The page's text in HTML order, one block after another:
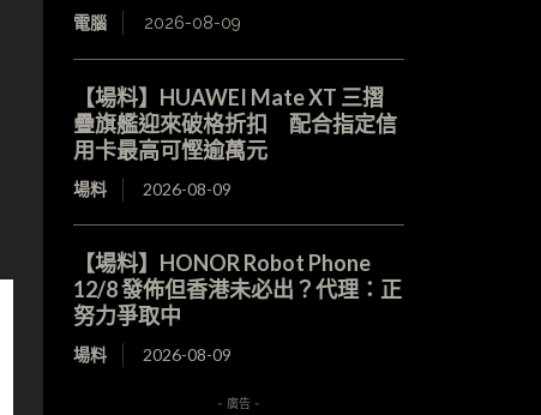
電腦 2026-08-09
【場料】HUAWEI Mate XT 三摺
疊旗艦迎來破格折扣 配合指定信
用卡最高可慳逾萬元
場料 2026-08-09
【場料】HONOR Robot Phone
12/8 發佈但香港未必出？代理：正
努力爭取中
場料 2026-08-09
- 廣告 -